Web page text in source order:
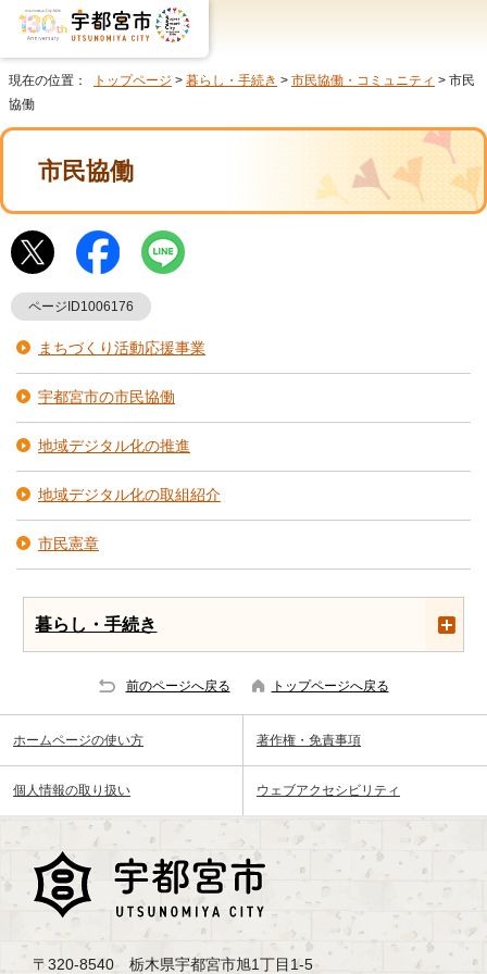
現在の位置： トップページ > 暮らし・手続き > 市民協働・コミュニティ > 市民
協働
市民協働
ページID1006176
まちづくり活動応援事業
宇都宮市の市民協働
地域デジタル化の推進
地域デジタル化の取組紹介
市民憲章
暮らし・手続き
前のページへ戻る トップページへ戻る
ホームページの使い方 著作権・免責事項
個人情報の取り扱い ウェブアクセシビリティ
〒320-8540 栃木県宇都宮市旭1丁目1-5